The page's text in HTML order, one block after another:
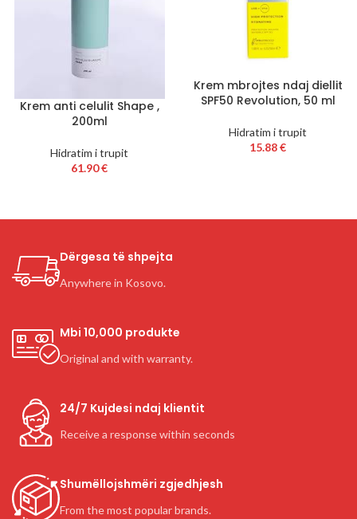
Krem anti celulit Shape ,
200ml
Hidratim i trupit
61.90€
Krem mbrojtes ndaj diellit
SPF50 Revolution, 50 ml
Hidratim i trupit
15.88€
Dërgesa të shpejta
Anywhere in Kosovo.
Mbi 10,000 produkte
Original and with warranty.
24/7 Kujdesi ndaj klientit
Receive a response within seconds
Shumëllojshmëri zgjedhjesh
From the most popular brands.